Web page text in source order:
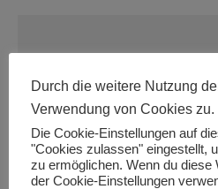
Durch die weitere Nutzung
Verwendung von Cookies zu.
Die Cookie-Einstellungen auf
"Cookies zulassen" eingestellt,
zu ermöglichen. Wenn du diese
der Cookie-Einstellungen